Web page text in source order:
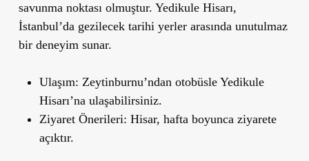
savunma noktası olmuştur. Yedikule Hisarı,
İstanbul’da gezilecek tarihi yerler arasında unutulmaz
bir deneyim sunar.
Ulaşım: Zeytinburnu’ndan otobüsle Yedikule
Hisarı’na ulaşabilirsiniz.
Ziyaret Önerileri: Hisar, hafta boyunca ziyarete
açıktır.